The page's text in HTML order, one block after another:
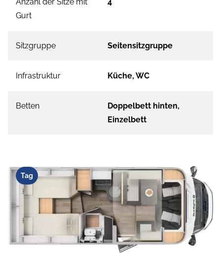
Gurt
Sitzgruppe Seitensitzgruppe
Infrastruktur Küche, WC
Betten
Doppelbett hinten,
Einzelbett
Tag